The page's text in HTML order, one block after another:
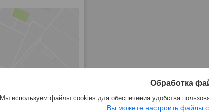
Обработка
Мы используем файлы cookies для обеспечения удобства
Вы можете настроить файлы